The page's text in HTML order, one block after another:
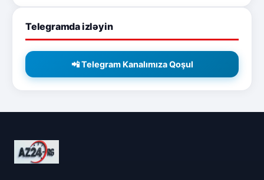
Telegramda izləyin
📲 Telegram Kanalımıza Qoşul